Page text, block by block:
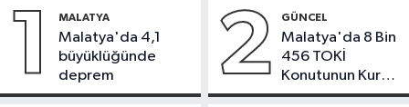
1 MALATYA
Malatya'da 4,1
büyüklüğünde
deprem
2 GÜNCEL
Malatya'da 8 Bin
456 TOKİ
Konutunun Kurası
Bugün Çekiliyor